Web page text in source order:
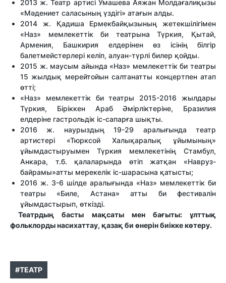
2013 ж. Театр артисі Умашева Аяжан Молдағалиқызы
«Мәдениет саласының үздігі» атағын алды.
2014 ж. Қадиша Ермекбайқызының жетекшілігімен
«Наз» мемлекеттік би театрына Түркия, Қытай,
Армения, Башкирия елдерінен өз ісінің білгір
балетмейстерлері келіп, алуан-түрлі билер қойды.
2015 ж. маусым айында «Наз» мемлекеттік би театры
15 жылдық мерейтойын салтанатты концертпен атап
өтті;
«Наз» мемлекеттік би театры 2015-2016 жылдары
Түркия, Біріккен Араб Әмірліктеріне, Бразилия
елдеріне гастрольдік іс-сапарға шықты.
2016 ж. наурыздың 19-29 аралығында театр
артистері «Тюрксой Халықаралық ұйымының»
ұйымдастыруымен Түркия мемлекетінің Стамбул,
Анкара, т.б. қалаларында өтіп жатқан «Навруз-
байрамы»атты мерекелік іс-шарасына қатысты;
2016 ж. 3-6 шілде аралығында «Наз» мемлекеттік би
театры «Биле, Астана» атты би фестивалін
ұйымдастырып, өткізді.
Театрдың басты мақсаты мен бағыты: ұлттық
фольклорды насихаттау, қазақ би өнерін биікке көтеру.
#ТЕАТР